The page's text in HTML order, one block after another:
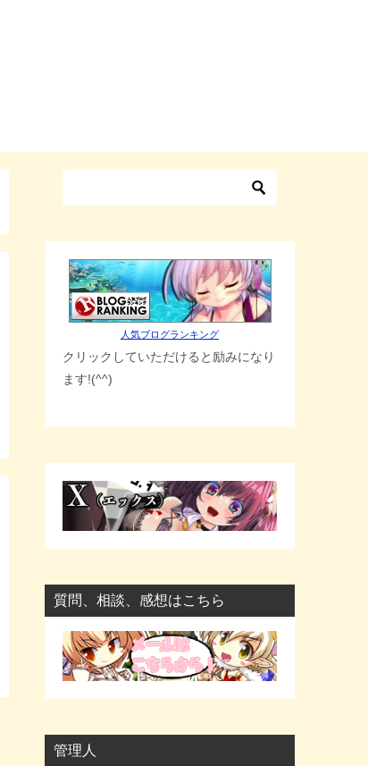
人気ブログランキング
クリックしていただけると励みになり
ます!(^^)
質問、相談、感想はこちら
管理人